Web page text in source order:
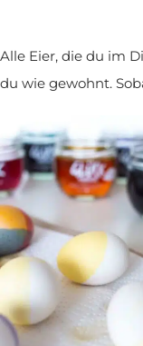
Alle Eier, die du im
du wie gewohnt.